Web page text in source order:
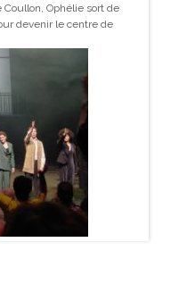
Ophélie sort de
devenir le centre de